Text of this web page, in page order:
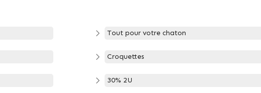
Tout pour votre chaton
Croquettes
30% 2U